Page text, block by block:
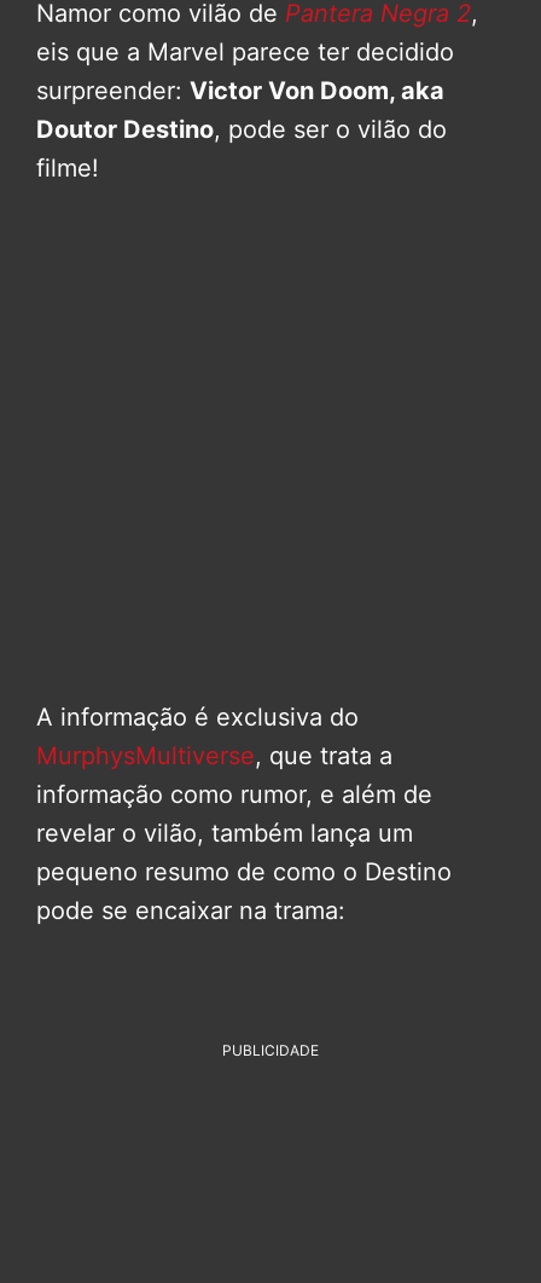
Namor como vilão de Pantera Negra 2,
eis que a Marvel parece ter decidido
surpreender: Victor Von Doom, aka
Doutor Destino, pode ser o vilão do
filme!
A informação é exclusiva do
MurphysMultiverse, que trata a
informação como rumor, e além de
revelar o vilão, também lança um
pequeno resumo de como o Destino
pode se encaixar na trama:
PUBLICIDADE